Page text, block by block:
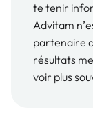
te tenir
Advitam
partenaire
résultats
voir plus
faible.